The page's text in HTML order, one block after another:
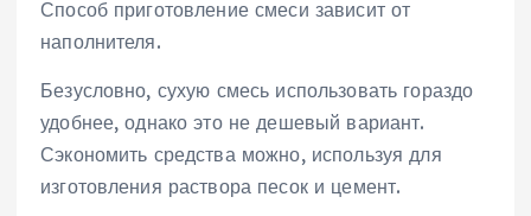
Способ приготовление смеси зависит от
наполнителя.
Безусловно, сухую смесь использовать гораздо
удобнее, однако это не дешевый вариант.
Сэкономить средства можно, используя для
изготовления раствора песок и цемент.